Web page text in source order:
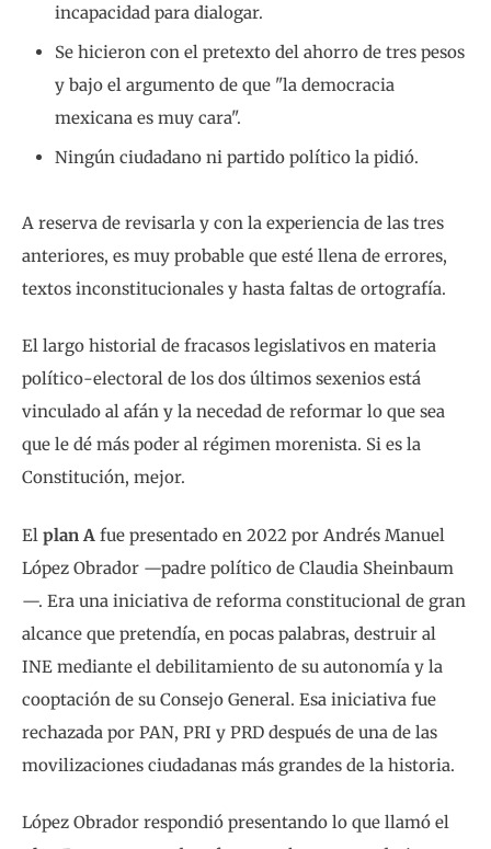
incapacidad para dialogar.
Se hicieron con el pretexto del ahorro de tres pesos
y bajo el argumento de que "la democracia
mexicana es muy cara".
Ningún ciudadano ni partido político la pidió.
A reserva de revisarla y con la experiencia de las tres
anteriores, es muy probable que esté llena de errores,
textos inconstitucionales y hasta faltas de ortografía.
El largo historial de fracasos legislativos en materia
político-electoral de los dos últimos sexenios está
vinculado al afán y la necedad de reformar lo que sea
que le dé más poder al régimen morenista. Si es la
Constitución, mejor.
El plan A fue presentado en 2022 por Andrés Manuel
López Obrador —padre político de Claudia Sheinbaum
—. Era una iniciativa de reforma constitucional de gran
alcance que pretendía, en pocas palabras, destruir al
INE mediante el debilitamiento de su autonomía y la
cooptación de su Consejo General. Esa iniciativa fue
rechazada por PAN, PRI y PRD después de una de las
movilizaciones ciudadanas más grandes de la historia.
López Obrador respondió presentando lo que llamó el